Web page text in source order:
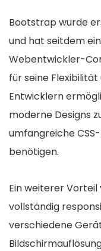
Bootstrap wurde
und hat seitdem
Webentwickler-
für seine
Entwicklern
moderne Designs
umfangreiche
benötigen.
Ein weiterer Vorteil
vollständig
verschiedene